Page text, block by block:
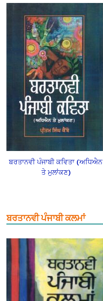
ਬਰਤਾਨਵੀ ਪੰਜਾਬੀ ਕਵਿਤਾ (ਅਧਿਐਨ
ਤੇ ਮੁਲਾਂਕਣ)
ਬਰਤਾਨਵੀ ਪੰਜਾਬੀ ਕਲਮਾਂ